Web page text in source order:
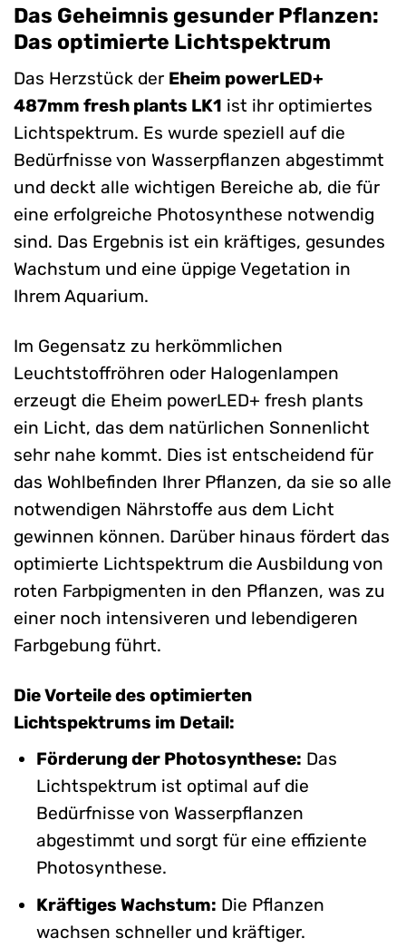
Das Geheimnis gesunder Pflanzen:
Das optimierte Lichtspektrum
Das Herzstück der Eheim powerLED+
487mm fresh plants LK1 ist ihr optimiertes
Lichtspektrum. Es wurde speziell auf die
Bedürfnisse von Wasserpflanzen abgestimmt
und deckt alle wichtigen Bereiche ab, die für
eine erfolgreiche Photosynthese notwendig
sind. Das Ergebnis ist ein kräftiges, gesundes
Wachstum und eine üppige Vegetation in
Ihrem Aquarium.
Im Gegensatz zu herkömmlichen
Leuchtstoffröhren oder Halogenlampen
erzeugt die Eheim powerLED+ fresh plants
ein Licht, das dem natürlichen Sonnenlicht
sehr nahe kommt. Dies ist entscheidend für
das Wohlbefinden Ihrer Pflanzen, da sie so alle
notwendigen Nährstoffe aus dem Licht
gewinnen können. Darüber hinaus fördert das
optimierte Lichtspektrum die Ausbildung von
roten Farbpigmenten in den Pflanzen, was zu
einer noch intensiveren und lebendigeren
Farbgebung führt.
Die Vorteile des optimierten
Lichtspektrums im Detail:
Förderung der Photosynthese: Das
Lichtspektrum ist optimal auf die
Bedürfnisse von Wasserpflanzen
abgestimmt und sorgt für eine effiziente
Photosynthese.
Kräftiges Wachstum: Die Pflanzen
wachsen schneller und kräftiger.